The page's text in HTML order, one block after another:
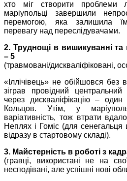
хто міг створити
маріупольці завершили
перемогою, яка залишила
перевагу над переслідувачами.
2. Труднощі в вишикуванні та
– 5
(травмовані/дискваліфіковані,
«Іллічівець» не обійшовся без
зіграв провідний
через дискваліфікацію – один
Кольцов. Утім, у
варіативність, тож втрати
Неплях і Гоміс (для сенегальця
відразу в стартовому складі).
3. Майстерність в роботі з
(гравці, використані не на
несподівані, але успішні нові